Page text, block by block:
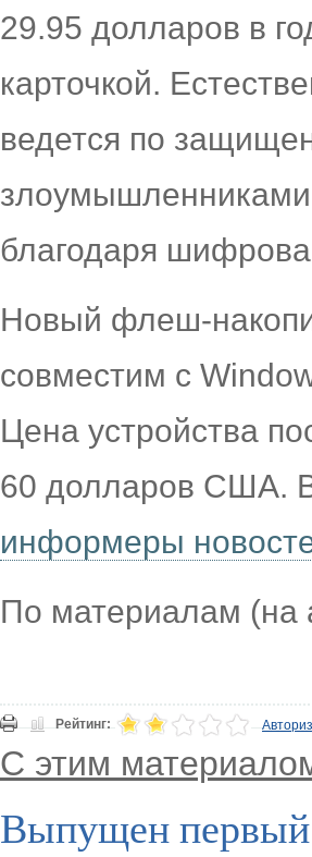
29.95 долларов в
карточкой.
ведется по
злоумышленниками
благодаря
Новый флеш-
совместим с
Цена устройства
60 долларов США.
информеры
По материалам (на
Рейтинг:
С этим
Выпущен первый